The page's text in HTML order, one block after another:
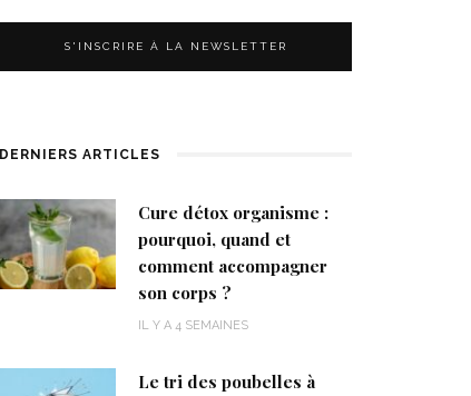
DERNIERS ARTICLES
Cure détox organisme :
pourquoi, quand et
comment accompagner
son corps ?
IL Y A 4 SEMAINES
Le tri des poubelles à